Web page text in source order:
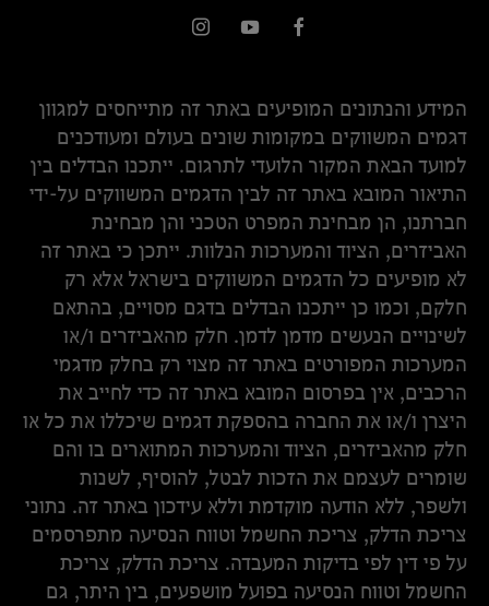
המידע והנתונים המופיעים באתר זה מתייחסים למגוון
דגמים המשווקים במקומות שונים בעולם ומעודכנים
למועד הבאת המקור הלועדי לתרגום. ייתכנו הבדלים בין
התיאור המובא באתר זה לבין הדגמים המשווקים על-ידי
חברתנו, הן מבחינת המפרט הטכני והן מבחינת
האביזרים, הציוד והמערכות הנלוות. ייתכן כי באתר זה
לא מופיעים כל הדגמים המשווקים בישראל אלא רק
חלקם, וכמו כן ייתכנו הבדלים בדגם מסויים, בהתאם
לשינויים הנעשים מדמן לדמן. חלק מהאביזרים ו/או
המערכות המפורטים באתר זה מצוי רק בחלק מדגמי
הרכבים, אין בפרסום המובא באתר זה כדי לחייב את
היצרן ו/או את החברה בהספקת דגמים שיכללו את כל או
חלק מהאביזרים, הציוד והמערכות המתוארים בו והם
שומרים לעצמם את הזכות לבטל, להוסיף, לשנות
ולשפר, ללא הודעה מוקדמת וללא עידכון באתר זה. נתוני
צריכת הדלק, צריכת החשמל וטווח הנסיעה מתפרסמים
על פי דין לפי בדיקות המעבדה. צריכת הדלק, צריכת
החשמל וטווח הנסיעה בפועל מושפעים, בין היתר, גם